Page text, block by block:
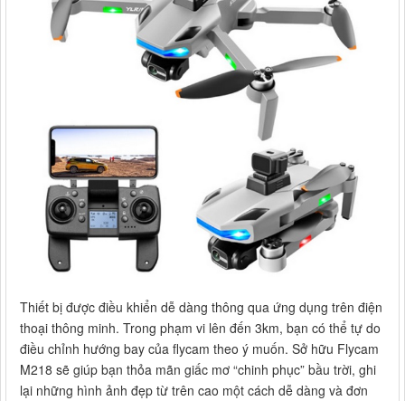
Thiết bị được điều khiển dễ dàng thông qua ứng dụng trên điện
thoại thông minh. Trong phạm vi lên đến 3km, bạn có thể tự do
điều chỉnh hướng bay của flycam theo ý muốn. Sở hữu Flycam
M218 sẽ giúp bạn thỏa mãn giấc mơ “chinh phục” bầu trời, ghi
lại những hình ảnh đẹp từ trên cao một cách dễ dàng và đơn